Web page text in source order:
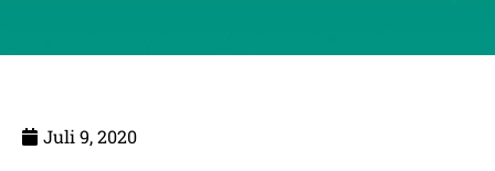
Juli 9, 2020